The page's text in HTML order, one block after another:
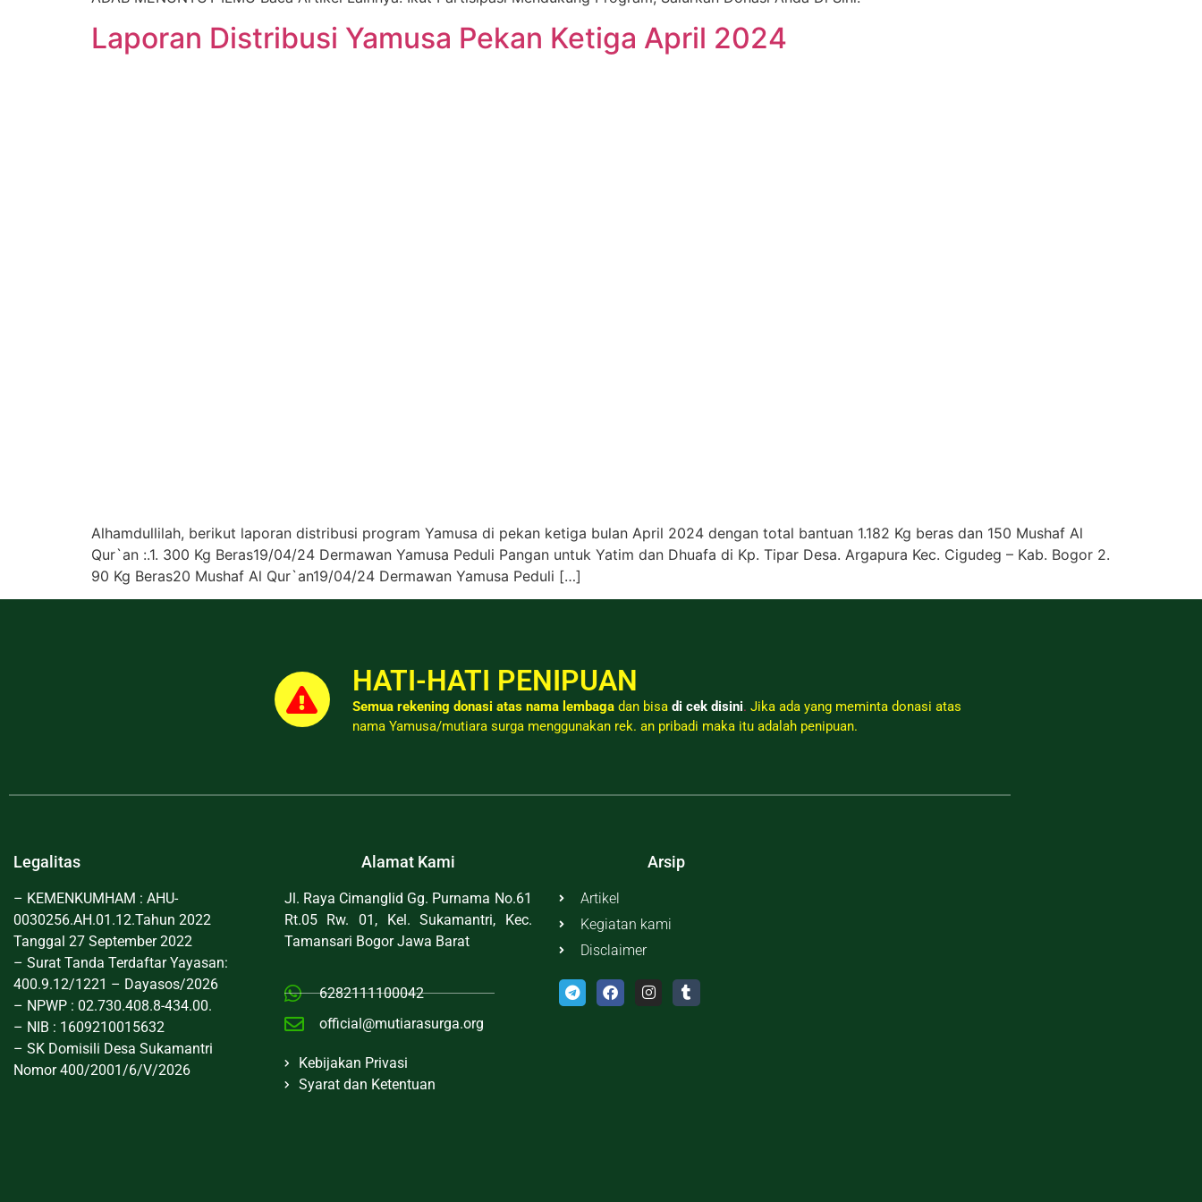
Laporan Distribusi Yamusa Pekan Ketiga April 2024
Alhamdullilah, berikut laporan distribusi program Yamusa di pekan ketiga bulan April 2024 dengan total bantuan 1.182 Kg beras dan 150 Mushaf Al
Qur`an :.1. 300 Kg Beras19/04/24 Dermawan Yamusa Peduli Pangan untuk Yatim dan Dhuafa di Kp. Tipar Desa. Argapura Kec. Cigudeg – Kab. Bogor 2.
90 Kg Beras20 Mushaf Al Qur`an19/04/24 Dermawan Yamusa Peduli […]
HATI-HATI PENIPUAN
Semua rekening donasi atas nama lembaga dan bisa di cek disini. Jika ada yang meminta donasi atas
nama Yamusa/mutiara surga menggunakan rek. an pribadi maka itu adalah penipuan.
Legalitas
– KEMENKUMHAM : AHU-
0030256.AH.01.12.Tahun 2022
Tanggal 27 September 2022
– Surat Tanda Terdaftar Yayasan:
400.9.12/1221 – Dayasos/2026
– NPWP : 02.730.408.8-434.00.
– NIB : 1609210015632
– SK Domisili Desa Sukamantri
Nomor 400/2001/6/V/2026
Alamat Kami
Jl. Raya Cimanglid Gg. Purnama No.61
Rt.05 Rw. 01, Kel. Sukamantri, Kec.
Tamansari Bogor Jawa Barat
6282111100042
official@mutiarasurga.org
Kebijakan Privasi
Syarat dan Ketentuan
Arsip
Artikel
Kegiatan kami
Disclaimer